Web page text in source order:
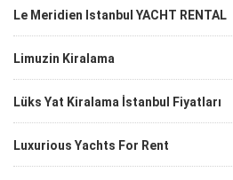
Le Meridien Istanbul YACHT RENTAL
Limuzin Kiralama
Lüks Yat Kiralama İstanbul Fiyatları
Luxurious Yachts For Rent